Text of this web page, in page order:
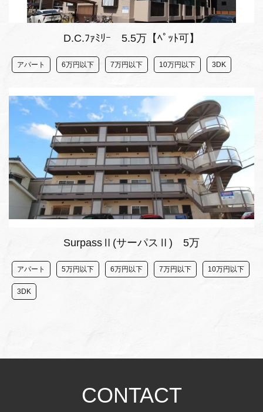
D.C.ﾌｧﾐﾘｰ 5.5万【ﾍﾟｯﾄ可】
アパート 6万円以下 7万円以下 10万円以下 3DK
SurpassⅡ(サーパスⅡ) 5万
アパート 5万円以下 6万円以下 7万円以下 10万円以下
3DK
CONTACT